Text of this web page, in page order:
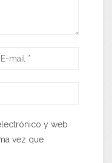
y web
vez que